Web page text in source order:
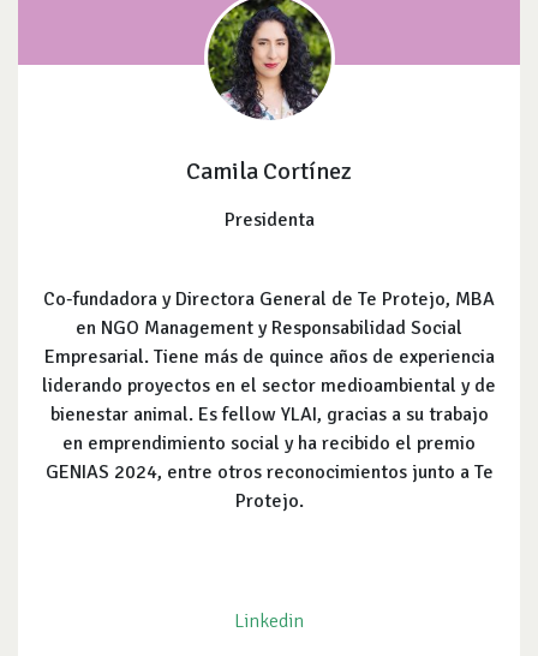
Camila Cortínez
Presidenta
Co-fundadora y Directora General de Te Protejo, MBA
en NGO Management y Responsabilidad Social
Empresarial. Tiene más de quince años de experiencia
liderando proyectos en el sector medioambiental y de
bienestar animal. Es fellow YLAI, gracias a su trabajo
en emprendimiento social y ha recibido el premio
GENIAS 2024, entre otros reconocimientos junto a Te
Protejo.
Linkedin